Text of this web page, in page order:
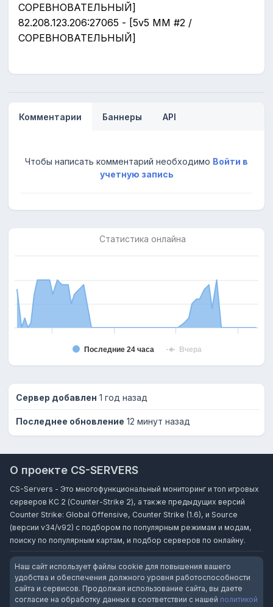
СОРЕВНОВАТЕЛЬНЫЙ]
82.208.123.206:27065 - [5v5 ММ #2 /
СОРЕВНОВАТЕЛЬНЫЙ]
Комментарии Баннеры API
Чтобы написать комментарий необходимо Войти в
учетную запись
Последние 24 часа Вчера
Статистика онлайна
Сервер добавлен 1 год назад
Последнее обновление 12 минут назад
О проекте CS-SERVERS
CS-Servers - Это многофункциональный мониторинг и топ игровых
серверов КС 2 (Counter-Strike 2), а также предыдущих версий
Counter Strike: Global Offensive, Counter Strike (1.6), и Source
(версии v34/v92) с подбором по популярным режимам и модам,
поиску по популярным картам, и подбор серверов по онлайну.
Наш сайт использует файлы cookie для повышения вашего
удобства и обеспечения должного уровня работоспособности
сайта и сервисов. Продолжая использование сайта, вы даете
согласие на обработку данных в соответствии с нашей политикой